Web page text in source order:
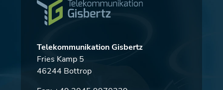
Telekommunikation Gisbertz
Fries Kamp 5
46244 Bottrop